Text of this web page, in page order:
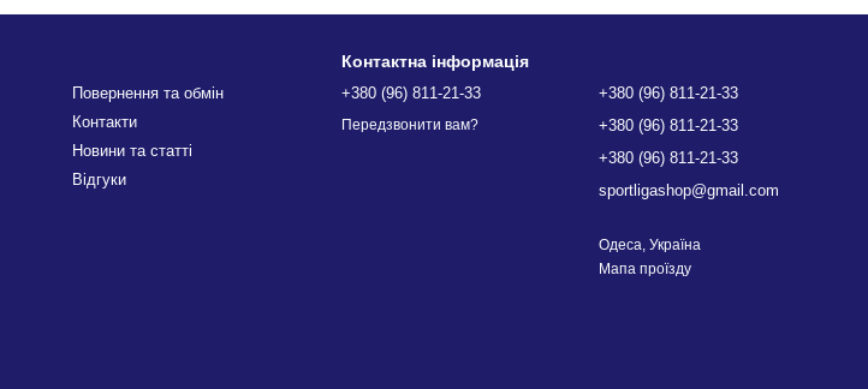
Повернення та обмін
Контакти
Новини та статті
Відгуки
Контактна інформація
+380 (96) 811-21-33
Передзвонити вам?
+380 (96) 811-21-33
+380 (96) 811-21-33
+380 (96) 811-21-33
sportligashop@gmail.com
Одеса, Україна
Мапа проїзду